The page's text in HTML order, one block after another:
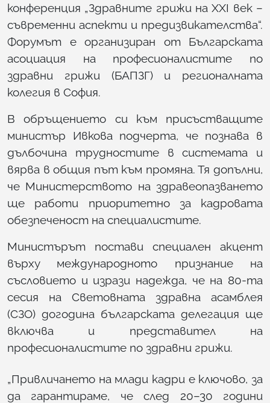
конференция „Здравните грижи на XXI век –
съвременни аспекти и предизвикателства“.
Форумът е организиран от Българската
асоциация на професионалистите по
здравни грижи (БАПЗГ) и регионалната
колегия в София.
В обръщението си към присъстващите
министър Ивкова подчерта, че познава в
дълбочина трудностите в системата и
вярва в общия път към промяна. Тя допълни,
че Министерството на здравеопазването
ще работи приоритетно за кадровата
обезпеченост на специалистите.
Министърът постави специален акцент
върху международното признание на
съсловието и изрази надежда, че на 80-та
сесия на Световната здравна асамблея
(СЗО) догодина българската делегация ще
включва и представител на
професионалистите по здравни грижи.
„Привличането на млади кадри е ключово, за
да гарантираме, че след 20–30 години